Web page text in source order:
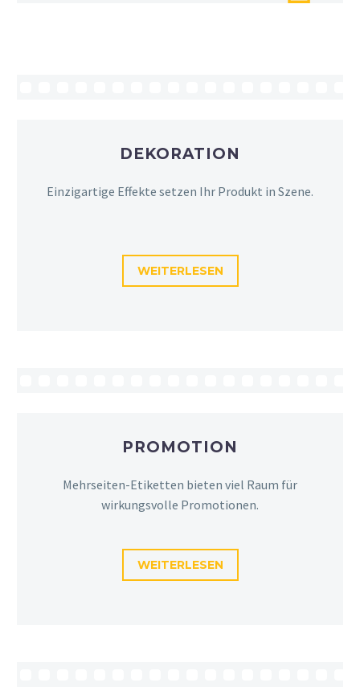
DEKORATION
Einzigartige Effekte setzen Ihr Produkt in Szene.
WEITERLESEN
PROMOTION
Mehrseiten-Etiketten bieten viel Raum für
wirkungsvolle Promotionen.
WEITERLESEN